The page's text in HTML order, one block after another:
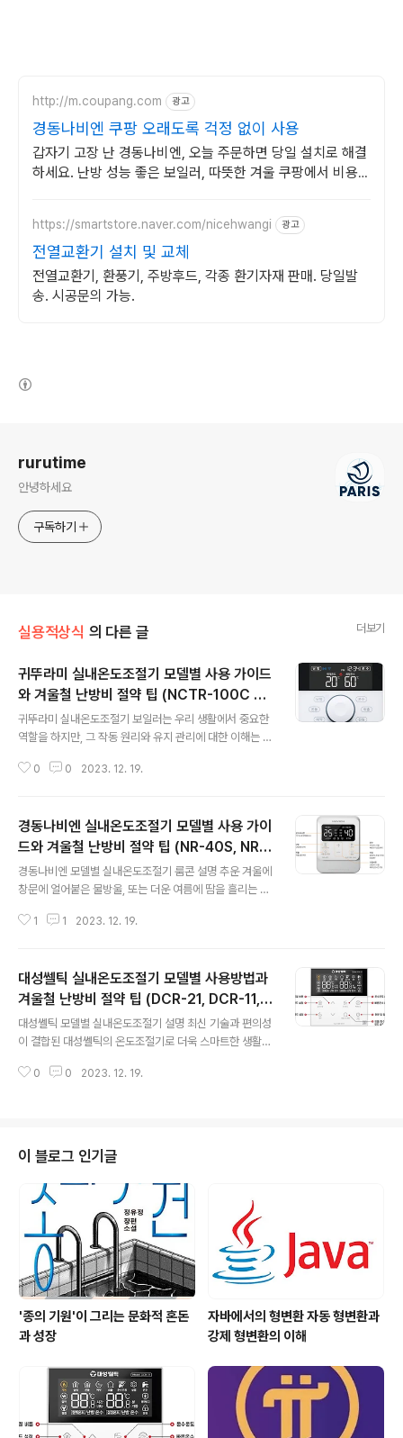
http://m.coupang.com 광고
경동나비엔 쿠팡 오래도록 걱정 없이 사용
갑자기 고장 난 경동나비엔, 오늘 주문하면 당일 설치로 해결
하세요. 난방 성능 좋은 보일러, 따뜻한 겨울 쿠팡에서 비용
https://smartstore.naver.com/nicehwangi 광고
전열교환기 설치 및 교체
전열교환기, 환풍기, 주방후드, 각종 환기자재 판매. 당일발
송. 시공문의 가능.
rurutime
안녕하세요
구독하기
실용적상식 의 다른 글 더보기
귀뚜라미 실내온도조절기 모델별 사용 가이드
와 겨울철 난방비 절약 팁 (NCTR-100C WI
FI, NCTR-60 Wifi /NCTR-60W Wifi, N
CTR-200 Wifi, NRS-70WF, NCTR-10
Wifi, NCTR-60)
귀뚜라미 실내온도조절기 보일러는 우리 생활에서 중요한
역할을 하지만, 그 작동 원리와 유지 관리에 대한 이해는 흔
로세스 등에서 필수적인 역할을 하며, 그 에너지 효율성과
보려 합니다. 보일러의 다양한 종류, 그 작동 원리, 온도와
압력 조절 방법, 그리고 유지 보수 방법 등을 살펴보겠습니
다. 또한 에너지 효율성을 높이기 위한 팁과 안전을 유지하
기 위한 방법도 함께 알아보도록 하겠습니다. 이렇게 알아
보는 보일러에 대한 정보는 사용자들이 보일러를 안전하고
효율적으로 활용하고, 에너지 및 자원을 절약하는 데에 큰
0 0 2023. 12. 19.
경동나비엔 실내온도조절기 모델별 사용 가이
드와 겨울철 난방비 절약 팁 (NR-40S, NR-
30SE, NR-30HP, NRM-20HW, NR-35E,
NR-30G, NR-15SW, NRM-20S/ NRM-2
0SL, FR-6)
경동나비엔 모델별 실내온도조절기 룸콘 설명 추운 겨울에
창문에 얼어붙은 물방울, 또는 더운 여름에 땀을 흘리는 모
중요한지 다시 한번 깨닫게 되죠. 경동나비엔은 다양한 실
내온도조절기 모델들을 자세히 살펴보고, 각 모델의 주요
기능과 사용 방법을 알아보도록 하겠습니다. 제품명 : NR-
40S,NR-30SE,NR-30HP,NRM-20HW,NR-35E,NR
-30G,NR-15SW,NRM-20S/ NRM-20SL,FR-6 모델
용설명 모델명 : NR-30HP 룸콘 사용설명 모델명 : NR
1 1 2023. 12. 19.
대성쎌틱 실내온도조절기 모델별 사용방법과
겨울철 난방비 절약 팁 (DCR-21, DCR-11, D
R-100, DR-240S, DSR-550)
대성쎌틱 모델별 실내온도조절기 설명 최신 기술과 편의성
이 결합된 대성쎌틱의 온도조절기로 더욱 스마트한 생활을
을 높였습니다. 터치 스크린을 통한 직관적인 제어와 명료
알고리즘을 통해 사용자의 생활 습관에 맞게 최적의 온도
를 자동으로 조절합니다. 대성쎌틱 실내온도조절기와 함께
더욱 편안하고 스마트한 환경을 만나보세요! 모델명 : DCR
-21 사용설명 모델명 : DCR-11 사용설명 모델명 : DR-1
00 사용설명 모델명 : DR-240S 사용설명 모델명 : DSR
-550 사용설명 대성..
0 0 2023. 12. 19.
이 블로그 인기글
'종의 기원'이 그리는 문화적 혼돈
과 성장
자바에서의 형변환 자동 형변환과
강제 형변환의 이해